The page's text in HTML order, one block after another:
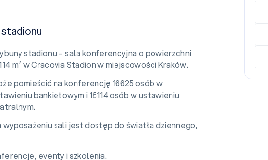
stadionu – sala konferencyjna o powierzchni
m² w Cracovia Stadion w miejscowości Kraków.
pomieścić na konferencję 16625 osób w
bankietowym i 15114 osób w ustawieniu
wyposażeniu sali jest dostęp do światła dziennego,
eventy i szkolenia.